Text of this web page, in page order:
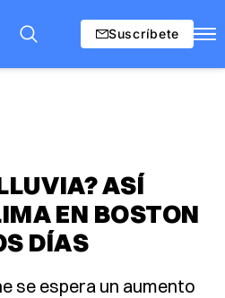
Suscríbete
ASÍ
EN BOSTON
DÍAS
se espera un aumento